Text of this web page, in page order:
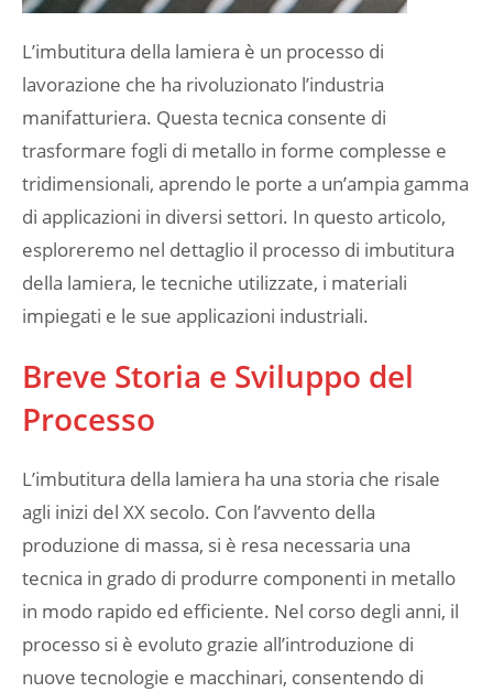
L’imbutitura della lamiera è un processo di
lavorazione che ha rivoluzionato l’industria
manifatturiera. Questa tecnica consente di
trasformare fogli di metallo in forme complesse e
tridimensionali, aprendo le porte a un’ampia gamma
di applicazioni in diversi settori. In questo articolo,
esploreremo nel dettaglio il processo di imbutitura
della lamiera, le tecniche utilizzate, i materiali
impiegati e le sue applicazioni industriali.
Breve Storia e Sviluppo del
Processo
L’imbutitura della lamiera ha una storia che risale
agli inizi del XX secolo. Con l’avvento della
produzione di massa, si è resa necessaria una
tecnica in grado di produrre componenti in metallo
in modo rapido ed efficiente. Nel corso degli anni, il
processo si è evoluto grazie all’introduzione di
nuove tecnologie e macchinari, consentendo di